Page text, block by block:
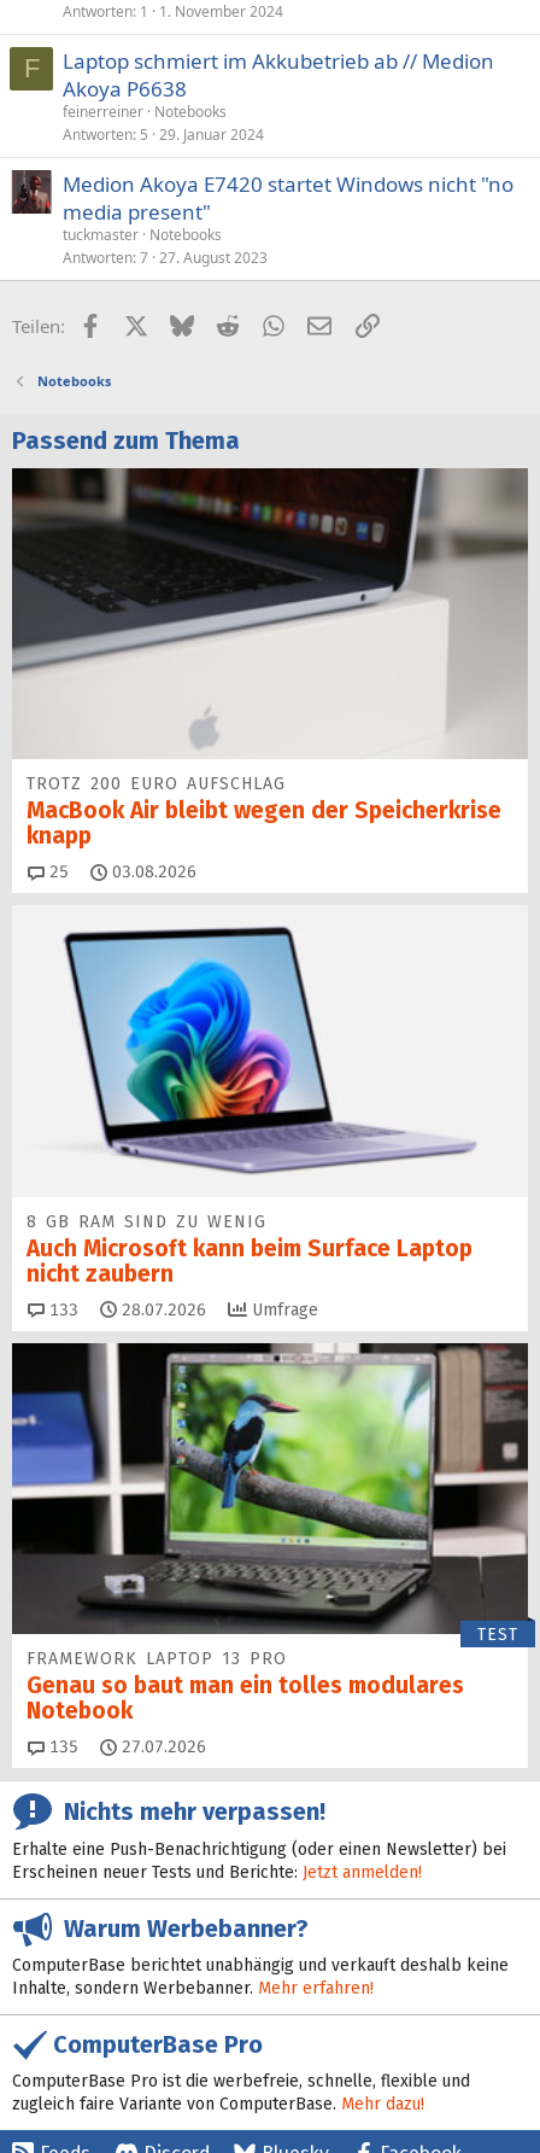
Antworten 1 1. November 2024
F
Laptop schmiert im Akkubetrieb ab // Medion
Akoya P6638
feinerreiner Notebooks
Antworten 5 29. Januar 2024
Medion Akoya E7420 startet Windows nicht "no
media present"
tuckmaster Notebooks
Antworten 7 27. August 2023
Teilen: FacebookX (Twitter)
BlueskyRedditWhatsApp
E-MailLink
Notebooks
Passend zum Thema
TROTZ 200 EURO AUFSCHLAG
MacBook Air bleibt wegen der Speicherkrise
knapp
25 Kommentare
03.08.2026
8 GB RAM SIND ZU WENIG
Auch Microsoft kann beim Surface Laptop
nicht zaubern
133 Kommentare
28.07.2026 Umfrage
TEST
FRAMEWORK LAPTOP 13 PRO
Genau so baut man ein tolles modulares
Notebook
135 Kommentare
27.07.2026
Nichts mehr verpassen!
Erhalte eine Push-Benachrichtigung (oder einen Newsletter) bei
Erscheinen neuer Tests und Berichte: Jetzt anmelden!
Warum Werbebanner?
ComputerBase berichtet unabhängig und verkauft deshalb keine
Inhalte, sondern Werbebanner. Mehr erfahren!
ComputerBase Pro
ComputerBase Pro ist die werbefreie, schnelle, flexible und
zugleich faire Variante von ComputerBase. Mehr dazu!